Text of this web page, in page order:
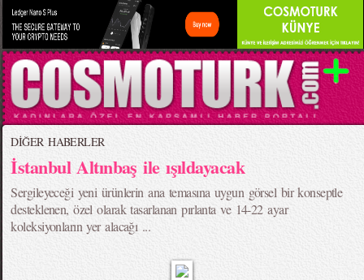
DİĞER HABERLER
İstanbul Altınbaş ile ışıldayacak
Sergileyeceği yeni ürünlerin ana temasına uygun görsel bir konseptle
desteklenen, özel olarak tasarlanan pırlanta ve 14-22 ayar
koleksiyonların yer alacağı ...